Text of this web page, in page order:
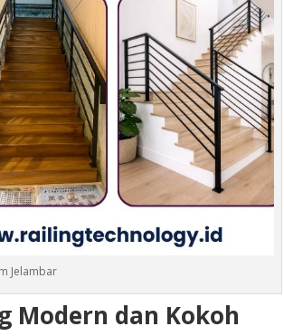
Jelambar
Modern dan Kokoh